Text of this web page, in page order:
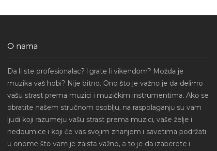
O nama
Da li ste profesionalac? Igrate li vikendom? Možda je
muzika vaš hobi? Nije bitno. Ono što je važno je da delimo
vašu strast prema muzici i muzičkim instrumentima. Ako se
obratite našem stručnom osoblju, na raspolaganju su vam
ljudi koji razumeju vašu strast prema muzici, vaše želje i
nedoumice i koji će vas svojim znanjem i savetima podržati
u onome što vam je zaista važno, a to je da izaberete i